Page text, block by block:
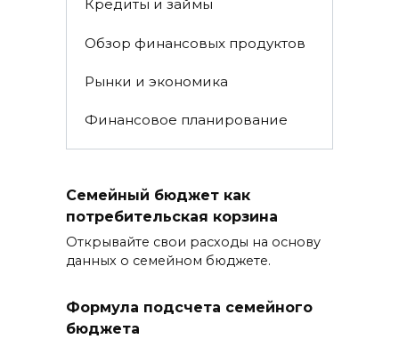
Кредиты и займы
Обзор финансовых продуктов
Рынки и экономика
Финансовое планирование
Семейный бюджет как
потребительская корзина
Открывайте свои расходы на основу
данных о семейном бюджете.
Формула подсчета семейного
бюджета